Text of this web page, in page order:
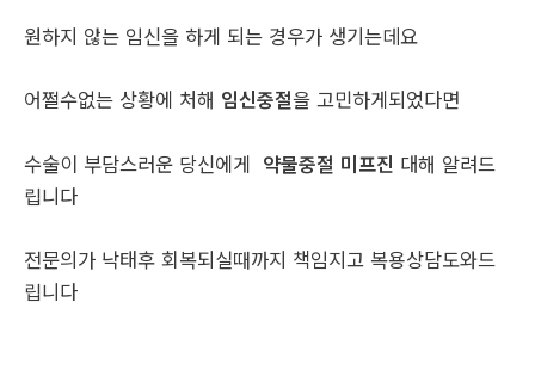
원하지 않는 임신을 하게 되는 경우가 생기는데요
어쩔수없는 상황에 처해 임신중절을 고민하게되었다면
수술이 부담스러운 당신에게 약물중절 미프진 대해 알려드
립니다
전문의가 낙태후 회복되실때까지 책임지고 복용상담도와드
립니다